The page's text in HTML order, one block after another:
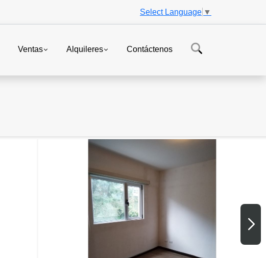
Select Language ▼
Ventas Alquileres Contáctenos